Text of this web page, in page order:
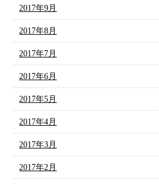
2017年9月
2017年8月
2017年7月
2017年6月
2017年5月
2017年4月
2017年3月
2017年2月